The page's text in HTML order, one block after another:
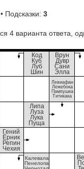
• Подсказки:3
4 варианта ответа,
Код
Куб
Луб
Шин
Врун
Дувр
Сани
Элла
Левиафан
Лежебока
Пампушка
Титикака
Липа
Луза
Лука
Пуща
Гений
Ёрник
Репин
Чехия
Калевала
Пенелопа